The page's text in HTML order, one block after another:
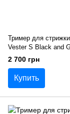
Тример для
Vester S Black and
2 700 грн
Купить